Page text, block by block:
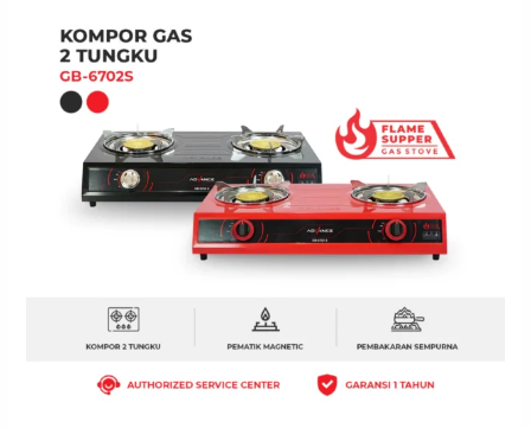
Terpercaya
untuk
Kebutuhan
Tangga